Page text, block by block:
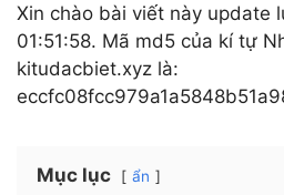
Xin chào bài viết này update
01:51:58. Mã md5 của kí tự
kitudacbiet.xyz là:
Mục lục ẩn